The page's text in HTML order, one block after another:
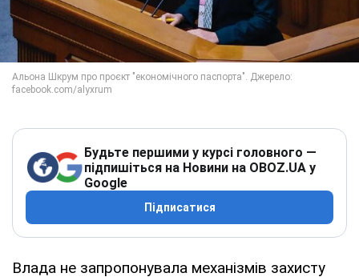
Будьте першими у курсі головного —
підпишіться на Новини на OBOZ.UA у
Google
Підписатися
Влада не запропонувала механізмів захисту